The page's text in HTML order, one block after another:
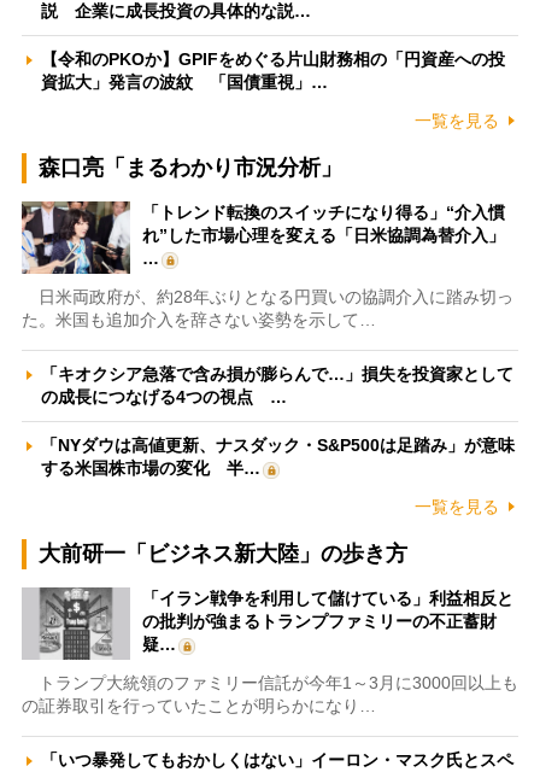
説 企業に成長投資の具体的な説…
【令和のPKOか】GPIFをめぐる片山財務相の「円資産への投
資拡大」発言の波紋 「国債重視」…
一覧を見る
森口亮「まるわかり市況分析」
「トレンド転換のスイッチになり得る」“介入慣
れ”した市場心理を変える「日米協調為替介入」
…
日米両政府が、約28年ぶりとなる円買いの協調介入に踏み切っ
た。米国も追加介入を辞さない姿勢を示して…
「キオクシア急落で含み損が膨らんで…」損失を投資家として
の成長につなげる4つの視点 …
「NYダウは高値更新、ナスダック・S&P500は足踏み」が意味
する米国株市場の変化 半…
一覧を見る
大前研一「ビジネス新大陸」の歩き方
「イラン戦争を利用して儲けている」利益相反と
の批判が強まるトランプファミリーの不正蓄財
疑…
トランプ大統領のファミリー信託が今年1～3月に3000回以上も
の証券取引を行っていたことが明らかになり…
「いつ暴発してもおかしくはない」イーロン・マスク氏とスペ